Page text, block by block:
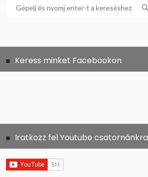
Keress minket Facebookon
Iratkozz fel Youtube csatornánkra